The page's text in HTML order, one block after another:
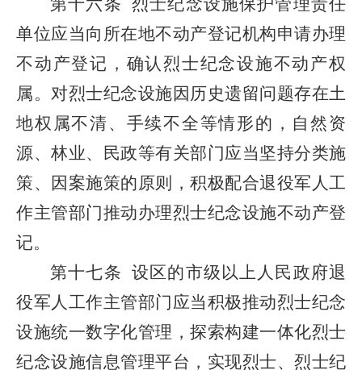
第十六条烈士纪念设施保护管理责任
单位应当向所在地不动产登记机构申请办理
不动产登记，确认烈士纪念设施不动产权
属。对烈士纪念设施因历史遗留问题存在土
地权属不清、手续不全等情形的，自然资
源、林业、民政等有关部门应当坚持分类施
策、因案施策的原则，积极配合退役军人工
作主管部门推动办理烈士纪念设施不动产登
记。
第十七条设区的市级以上人民政府退
役军人工作主管部门应当积极推动烈士纪念
设施统一数字化管理，探索构建一体化烈士
纪念设施信息管理平台，实现烈士、烈士纪